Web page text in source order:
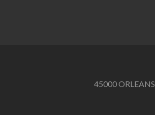
45000 ORLEANS